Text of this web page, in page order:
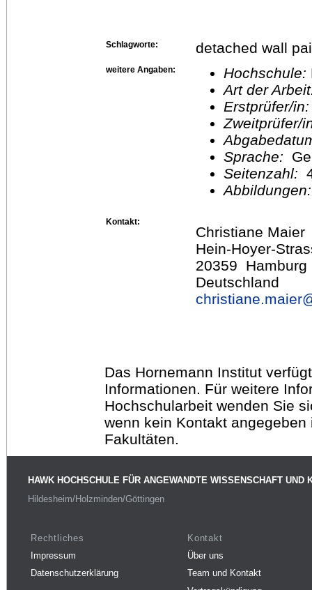
Schlagworte: detached wall
weitere Angaben: Hochschule:
Art der
Erstprüfer/
Sprache:
Seitenzahl:
Kontakt:
Christiane Maier
Hein-Hoyer-
20359 Hamburg
Deutschland
Das Hornemann Institut
Informationen. Für weitere
Hochschularbeit wenden Sie
wenn kein Kontakt
Fakultäten.
HAWK HOCHSCHULE FÜR ANGEWANDTE WISSENSCHAFT UND
Hildesheim/Holzminden/Göttingen
Rechtliches
Impressum
Datenschutzerklärung
Kontakt
Über uns
Team und Kontakt